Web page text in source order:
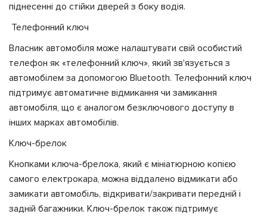
піднесенні до стійки дверей з боку водія.
Телефонний ключ
Власник автомобіля може налаштувати свій особистий
телефон як «телефонний ключ», який зв'язується з
автомобілем за допомогою Bluetooth. Телефонний ключ
підтримує автоматичне відмикання чи замикання
автомобіля, що є аналогом безключового доступу в
інших марках автомобілів.
Ключ-брелок
Кнопками ключа-брелока, який є мініатюрною копією
самого електрокара, можна віддалено відмикати або
замикати автомобіль, відкривати/закривати передній і
задній багажники. Ключ-брелок також підтримує